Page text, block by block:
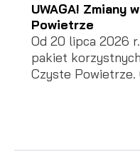
UWAGA! Zmiany
Powietrze
Od 20 lipca 2026
pakiet
Czyste Powietrze.